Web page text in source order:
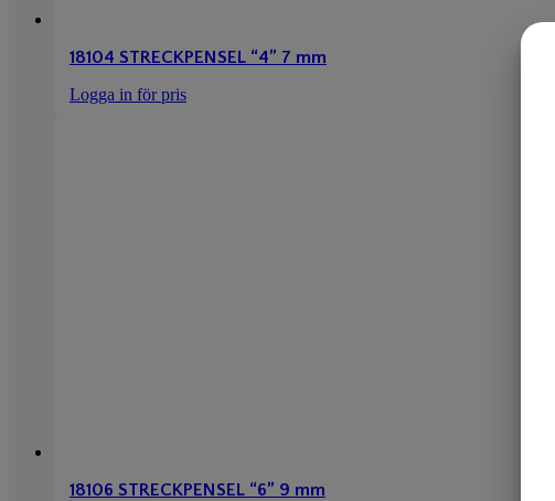
18104 STRECKPENSEL “4” 7 mm
Logga in för pris
18106 STRECKPENSEL “6” 9 mm